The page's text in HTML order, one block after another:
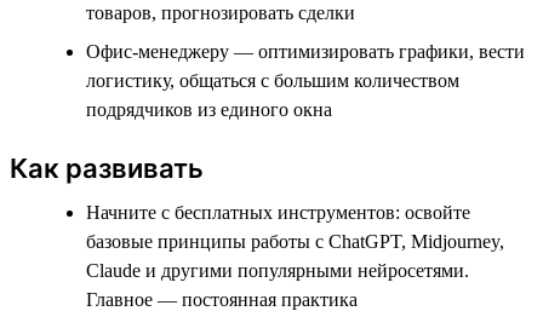
товаров, прогнозировать сделки
Офис-менеджеру — оптимизировать графики, вести
логистику, общаться с большим количеством
подрядчиков из единого окна
Как развивать
Начните с бесплатных инструментов: освойте
базовые принципы работы с ChatGPT, Midjourney,
Claude и другими популярными нейросетями.
Главное — постоянная практика